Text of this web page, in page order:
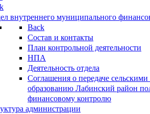
внутреннего муниципального
Back
Состав и контакты
План контрольной деятельности
НПА
Деятельность отдела
Соглашения о передаче
образованию Лабинский район
финансовому контролю
администрации